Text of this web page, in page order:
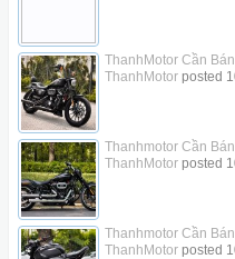
ThanhMotor Cần
ThanhMotorposted
Thanhmotor Cần
ThanhMotorposted
Thanhmotor Cần
ThanhMotorposted